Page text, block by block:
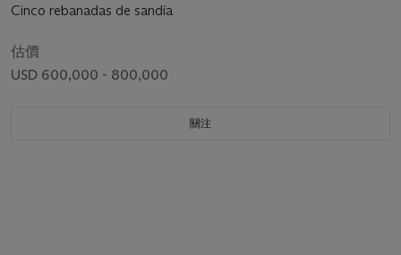
Cinco rebanadas de sandía
估價
USD 600,000 - 800,000
關注